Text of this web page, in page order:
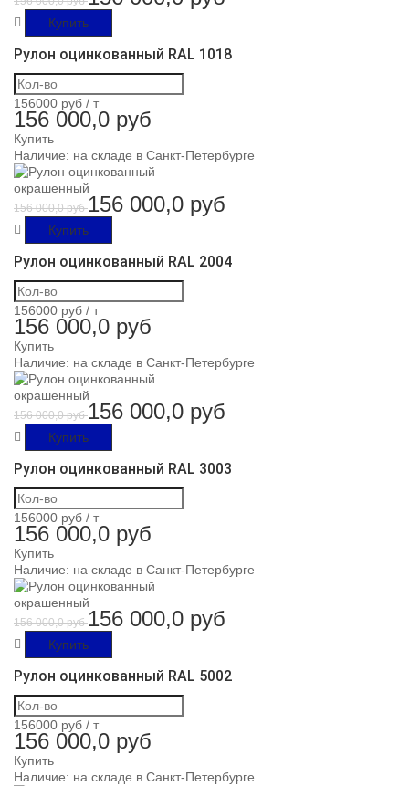
Купить
Рулон оцинкованный RAL 1018
156000 руб / т
156 000,0 руб
Купить
Наличие: на складе в Санкт-Петербурге
156 000,0 руб156 000,0 руб
Купить
Рулон оцинкованный RAL 2004
156000 руб / т
156 000,0 руб
Купить
Наличие: на складе в Санкт-Петербурге
156 000,0 руб156 000,0 руб
Купить
Рулон оцинкованный RAL 3003
156000 руб / т
156 000,0 руб
Купить
Наличие: на складе в Санкт-Петербурге
156 000,0 руб156 000,0 руб
Купить
Рулон оцинкованный RAL 5002
156000 руб / т
156 000,0 руб
Купить
Наличие: на складе в Санкт-Петербурге